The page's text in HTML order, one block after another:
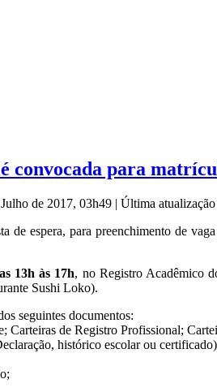
convocada para
de 2017, 03h49 | Última
de espera, para preenchimento de
13h às 17h, no Registro Acadêmico
Sushi Loko).
seguintes documentos:
de Registro Profissional;
histórico escolar ou